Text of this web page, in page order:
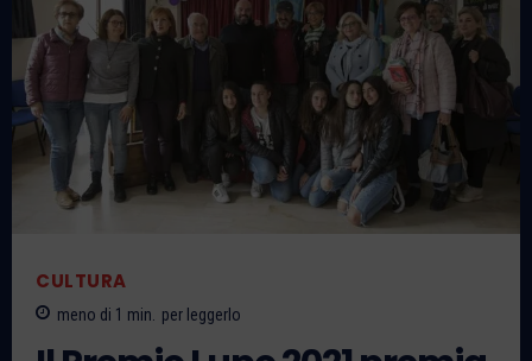
CULTURA
meno di 1 min. per leggerlo